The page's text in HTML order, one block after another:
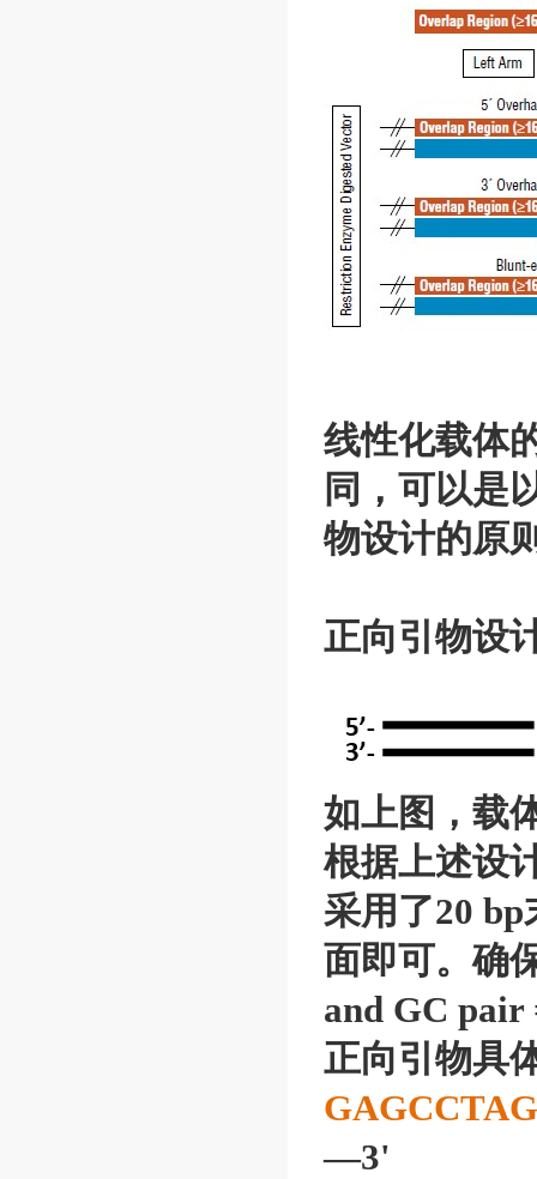
线性化载体
同，可以是
物设计的原
正向引物设
如上图，载
根据上述设
采用了20
面即可。确
and GC pair
正向引物具
—3'